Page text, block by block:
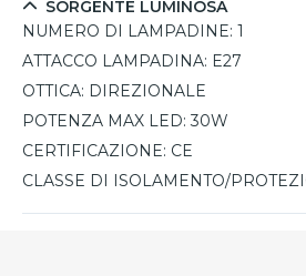
SORGENTE LUMINOSA
NUMERO DI LAMPADINE: 1
ATTACCO LAMPADINA: E27
OTTICA: DIREZIONALE
POTENZA MAX LED: 30W
CERTIFICAZIONE: CE
CLASSE DI ISOLAMENTO/